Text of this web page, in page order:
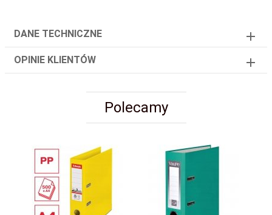
DANE TECHNICZNE
OPINIE KLIENTÓW
Polecamy